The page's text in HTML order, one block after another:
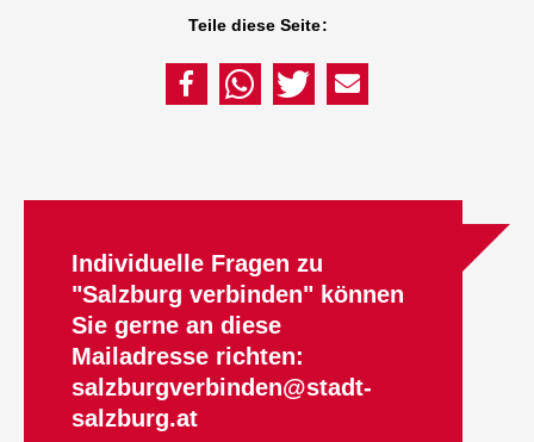
Teile diese Seite:
Individuelle Fragen zu
"Salzburg verbinden" können
Sie gerne an diese
Mailadresse richten:
salzburgverbinden@stadt-
salzburg.at